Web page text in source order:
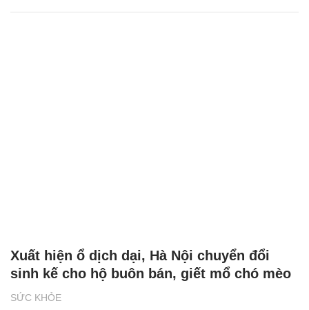
SỨC KHỎE
Xuất hiện ổ dịch dại, Hà Nội chuyển đổi
sinh kế cho hộ buôn bán, giết mổ chó mèo